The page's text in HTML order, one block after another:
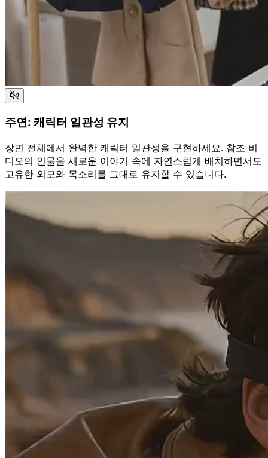
주연: 캐릭터 일관성 유지
장면 전체에서 완벽한 캐릭터 일관성을 구현하세요. 참조 비
디오의 인물을 새로운 이야기 속에 자연스럽게 배치하면서도
고유한 외모와 목소리를 그대로 유지할 수 있습니다.